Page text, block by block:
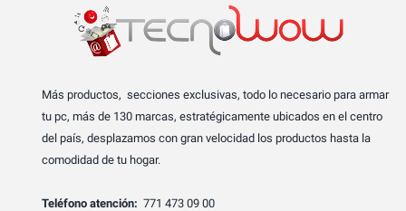
Más productos, secciones exclusivas, todo lo necesario para armar
tu pc, más de 130 marcas, estratégicamente ubicados en el centro
del país, desplazamos con gran velocidad los productos hasta la
comodidad de tu hogar.
Teléfono atención: 771 473 09 00